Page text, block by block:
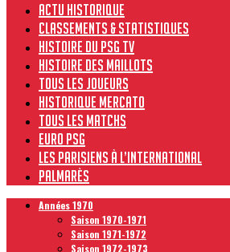
Actu historique
Classements & Statistiques
Histoire du PSG TV
Histoire des maillots
Tous les joueurs
Historique Mercato
Tous les matchs
Euro PSG
Les Parisiens à l’international
Palmarès
Années 1970
Saison 1970-1971
Saison 1971-1972
Saison 1972-1973